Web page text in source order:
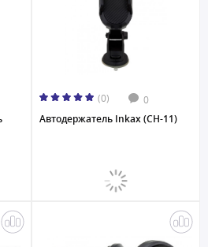
(0) 0
Автодержатель Inkax (CH-11)